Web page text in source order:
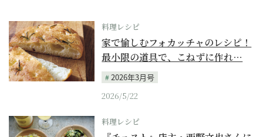
料理レシピ
家で愉しむフォカッチャのレシピ！
最小限の道具で、こねずに作れ…
2026年3月号
2026/5/22
料理レシピ